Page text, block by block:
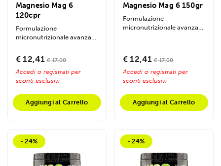
Magnesio Mag 6
120cpr
Formulazione
micronutrizionale avanzata
magnesio ad...
€ 12,41 € 17,00
Accedi o registrati per
sconti esclusivi
Aggiungi al Carrello
Magnesio Mag 6 150gr
Formulazione
micronutrizionale avanzata
€ 12,41 € 17,00
Accedi o registrati per
sconti esclusivi
Aggiungi al Carrello
- 24% - 24%